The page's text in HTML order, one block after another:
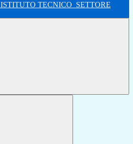
ISTITUTO TECNICO SETTORE